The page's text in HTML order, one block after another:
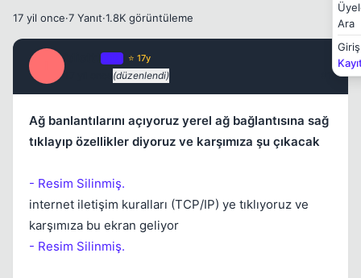
Ara
Giriş
17 yil once·7 Yanıt·1.8K görüntüleme
⭐ 17y
(düzenlendi)
Ağ banlantılarını açıyoruz yerel ağ bağlantısına sağ
tıklayıp özellikler diyoruz ve karşımıza şu çıkacak
- Resim Silinmiş.
internet iletişim kuralları (TCP/IP) ye tıklıyoruz ve
karşımıza bu ekran geliyor
- Resim Silinmiş.